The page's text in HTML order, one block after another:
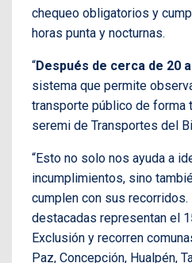
chequeo obligatorios y
horas punta y nocturnas.
“Después de cerca de 20
sistema que permite
transporte público de forma
seremi de Transportes del
“Esto no solo nos ayuda a
incumplimientos, sino
cumplen con sus
destacadas representan el
Exclusión y recorren
Paz, Concepción, Hualpén,